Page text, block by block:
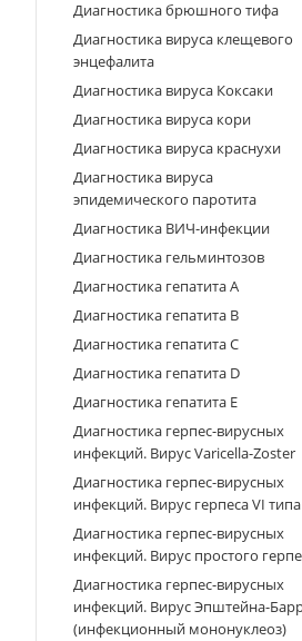
Диагностика брюшного тифа
Диагностика вируса клещевого
энцефалита
Диагностика вируса Коксаки
Диагностика вируса кори
Диагностика вируса краснухи
Диагностика вируса
эпидемического паротита
Диагностика ВИЧ-инфекции
Диагностика гельминтозов
Диагностика гепатита A
Диагностика гепатита B
Диагностика гепатита C
Диагностика гепатита D
Диагностика гепатита E
Диагностика герпес-вирусных
инфекций. Вирус Varicella-Zoster
Диагностика герпес-вирусных
инфекций. Вирус герпеса VI типа
Диагностика герпес-вирусных
инфекций. Вирус простого
Диагностика герпес-вирусных
инфекций. Вирус Эпштейна-
(инфекционный мононуклеоз)